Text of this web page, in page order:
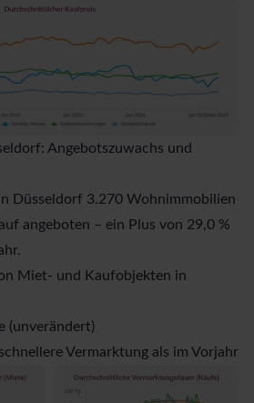
Angebotszuwachs und
Düsseldorf 3.270 Wohnimmobilien
angeboten – ein Plus von 29,0 %
Miet- und Kaufobjekten in
(unverändert)
Vermarktung als im Vorjahr